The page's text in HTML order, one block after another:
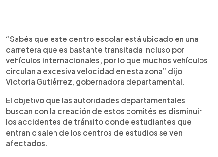
“Sabés que este centro escolar está ubicado en una
carretera que es bastante transitada incluso por
vehículos internacionales, por lo que muchos vehículos
circulan a excesiva velocidad en esta zona” dijo
Victoria Gutiérrez, gobernadora departamental.
El objetivo que las autoridades departamentales
buscan con la creación de estos comités es disminuir
los accidentes de tránsito donde estudiantes que
entran o salen de los centros de estudios se ven
afectados.